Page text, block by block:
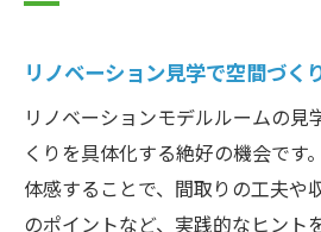
効果
シンプルハウスの中古
リノベーション会社ラ
大阪で選ぶ中古物件リ
リノベーション見学で空間づく
リノベーションモデルルームの見
くりを具体化する絶好の機会です
体感することで、間取りの工夫や
のポイントなど、実践的なヒント